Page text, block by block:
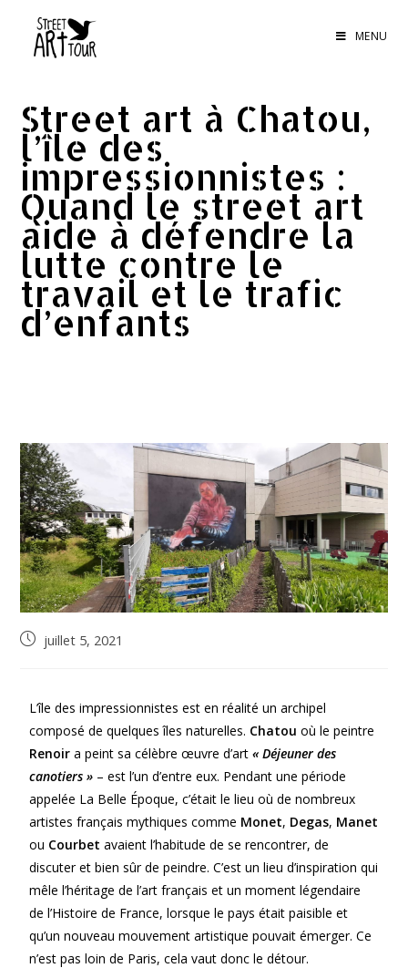
MENU
Street art à Chatou,
l’île des
impressionnistes :
Quand le street art
aide à défendre la
lutte contre le
travail et le trafic
d’enfants
juillet 5, 2021
L’île des impressionnistes est en réalité un archipel
composé de quelques îles naturelles. Chatou où le peintre
Renoir a peint sa célèbre œuvre d’art« Déjeuner des
canotiers » – est l’un d’entre eux. Pendant une période
appelée La Belle Époque, c’était le lieu où de nombreux
artistes français mythiques comme Monet, Degas, Manet
ou Courbet avaient l’habitude de se rencontrer, de
discuter et bien sûr de peindre. C’est un lieu d’inspiration qui
mêle l’héritage de l’art français et un moment légendaire
de l’Histoire de France, lorsque le pays était paisible et
qu’un nouveau mouvement artistique pouvait émerger. Ce
n’est pas loin de Paris, cela vaut donc le détour.